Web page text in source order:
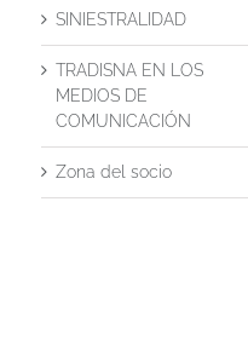
SINIESTRALIDAD
TRADISNA EN LOS
MEDIOS DE
COMUNICACIÓN
Zona del socio